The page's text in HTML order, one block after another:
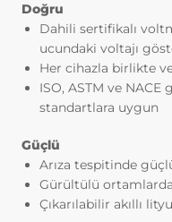
Doğru
Dahili sertifikalı
ucundaki voltajı
Her cihazla birlikte
ISO, ASTM ve NACE
standartlara uygun
Güçlü
Arıza tespitinde
Gürültülü
Çıkarılabilir akıllı
3.2.Kalıcı
Bu tür çerezler
için kullanılır ve
cihazınızda
sitemizi ziyaret
kapattıktan veya
Tarayıcınızın
çerezler
tutulurlar.
Kalıcı çerezlerin